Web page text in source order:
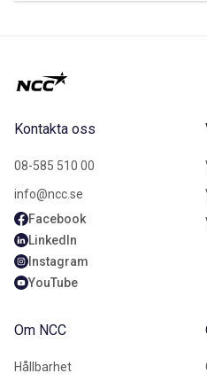
Kontakta oss
08-585 510 00
info@ncc.se
Facebook
LinkedIn
Instagram
YouTube
Om NCC
Hållbarhet